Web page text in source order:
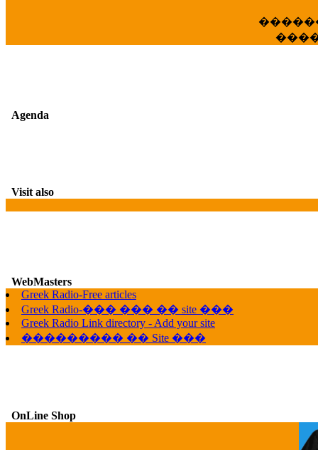
Agenda
Visit also
WebMasters
Greek Radio-Free articles
Greek Radio-��� ��� �� site ���
Greek Radio Link directory - Add your site
��������� �� Site ���
OnLine Shop